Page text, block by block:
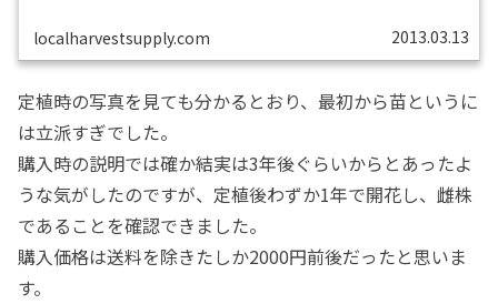
さは70-110cmとありましたが届いたのは110cmで、しか
は落葉期なので、まさに今です。積雪もだいぶ溶けてきた
localharvestsupply.com 2013.03.13
定植時の写真を見ても分かるとおり、最初から苗というに
は立派すぎでした。
購入時の説明では確か結実は3年後ぐらいからとあったよ
うな気がしたのですが、定植後わずか1年で開花し、雌株
であることを確認できました。
購入価格は送料を除きたしか2000円前後だったと思いま
す。